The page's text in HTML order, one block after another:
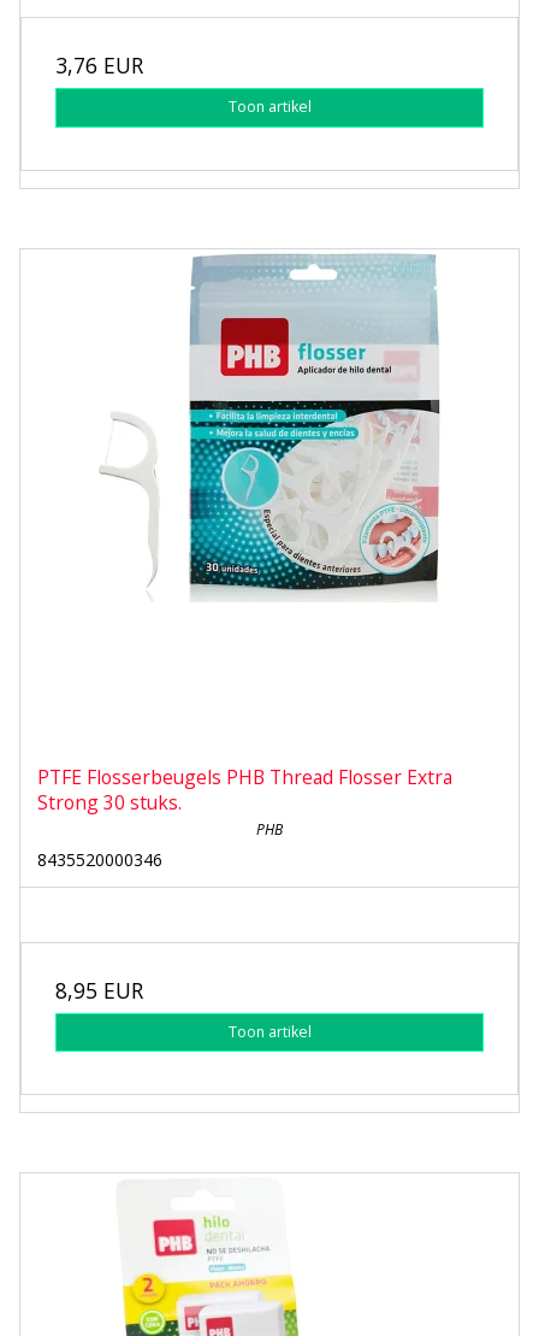
3,76 EUR
Toon artikel
PTFE Flosserbeugels PHB Thread Flosser Extra
Strong 30 stuks.
PHB
8435520000346
8,95 EUR
Toon artikel